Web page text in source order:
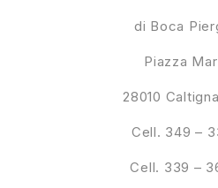
di Boca
Piazza
28010
Cell. 349 –
Cell. 339 –